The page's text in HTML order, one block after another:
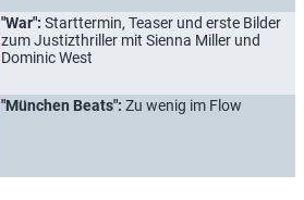
"War": Starttermin, Teaser und erste Bilder
zum Justizthriller mit Sienna Miller und
Dominic West
"München Beats": Zu wenig im Flow